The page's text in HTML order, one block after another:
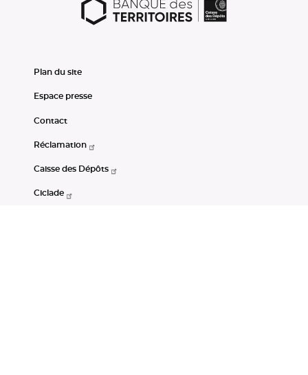
Plan du site
Espace presse
Contact
Réclamation
Caisse des Dépôts
Ciclade